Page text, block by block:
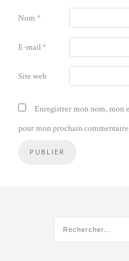
Nom*
E-mail*
Site web
Enregistrer mon nom, mon
pour mon prochain